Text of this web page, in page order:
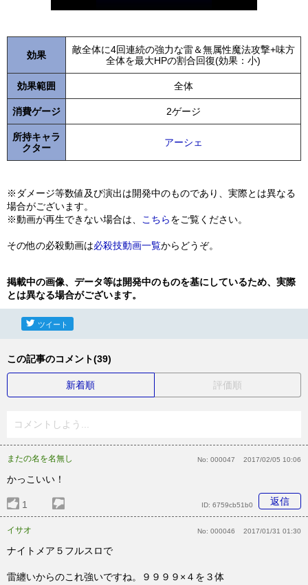
効果
敵全体に4回連続の強力な雷＆無属性魔法攻撃+味方
全体を最大HPの割合回復(効果：小)
効果範囲 全体
消費ゲージ 2ゲージ
所持キャラ
クター
アーシェ
※ダメージ等数値及び演出は開発中のものであり、実際とは異なる
場合がございます。
※動画が再生できない場合は、
こちらをご覧ください。
その他の必殺動画は必殺技動画一覧からどうぞ。
掲載中の画像、データ等は開発中のものを基にしているため、実際
とは異なる場合がございます。
ツイート
この記事のコメント(39)
新着順 評価順
コメントしよう...
またの名を名無し No: 000047 2017/02/05 10:06
かっこいい！
1 返信
ID: 6759cb51b0
イサオ No: 000046 2017/01/31 01:30
ナイトメア５フルスロで
雷纏いからのこれ強いですね。９９９９×４を３体